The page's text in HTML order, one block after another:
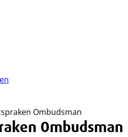
Ombudsman
Ombudsman